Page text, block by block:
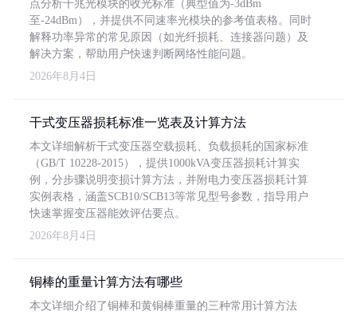
点分析千兆光模块的收光标准（典型值为-3dBm
至-24dBm），并提供不同速率光模块的参考值表格。同时
解释功率异常的常见原因（如光纤损耗、连接器问题）及
解决方案，帮助用户快速判断网络性能问题。
2026年8月4日
干式变压器损耗标准一览表及计算方法
本文详细解析干式变压器空载损耗、负载损耗的国家标准
（GB/T 10228-2015），提供1000kVA变压器损耗计算实
例，分步骤说明变损计算方法，并附电力变压器损耗计算
实例表格，涵盖SCB10/SCB13等常见型号参数，指导用户
快速掌握变压器能效评估要点。
2026年8月4日
铜棒的重量计算方法有哪些
本文详细介绍了铜棒和黄铜棒重量的三种常用计算方法